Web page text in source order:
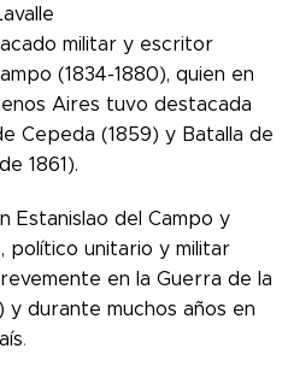
militar y escritor
(1834-1880), quien en
Aires tuvo destacada
Cepeda (1859) y Batalla de
1861).
Estanislao del Campo y
político unitario y militar
en la Guerra de la
y durante muchos años en
.